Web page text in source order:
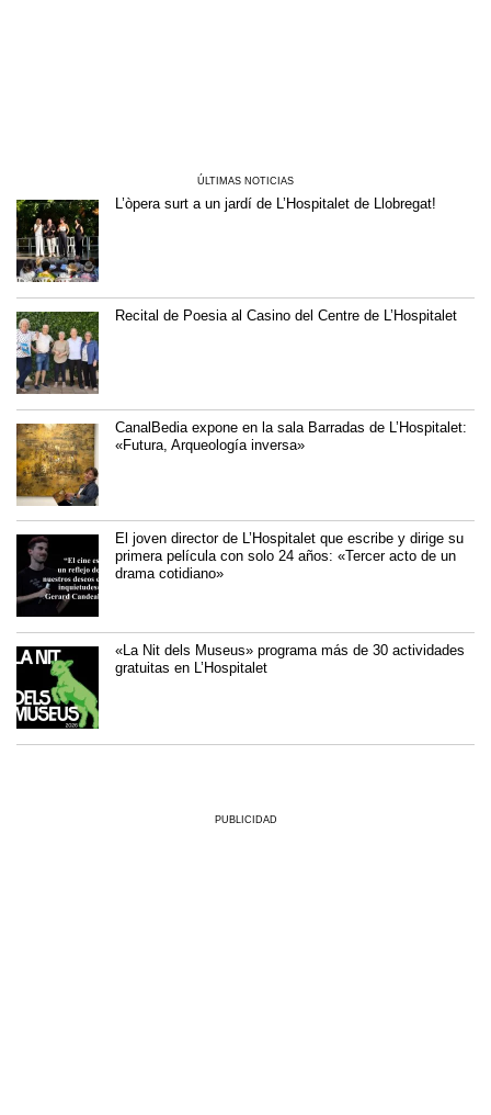
ÚLTIMAS NOTICIAS
L’òpera surt a un jardí de L’Hospitalet de Llobregat!
Recital de Poesia al Casino del Centre de L’Hospitalet
CanalBedia expone en la sala Barradas de L’Hospitalet:
«Futura, Arqueología inversa»
El joven director de L’Hospitalet que escribe y dirige su
primera película con solo 24 años: «Tercer acto de un
drama cotidiano»
«La Nit dels Museus» programa más de 30 actividades
gratuitas en L’Hospitalet
PUBLICIDAD